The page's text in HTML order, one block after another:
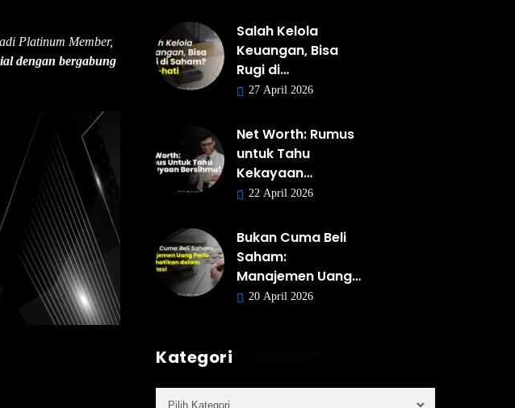
Platinum Member,
dengan bergabung
Salah Kelola
Keuangan, Bisa
Rugi di…
27 April 2026
Net Worth: Rumus
untuk Tahu
Kekayaan…
22 April 2026
Bukan Cuma Beli
Saham:
Manajemen Uang…
20 April 2026
Kategori